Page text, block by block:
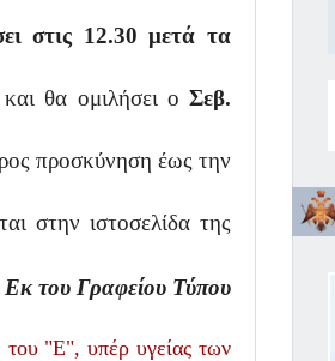
στις 12.30 μετά τα
θα ομιλήσει ο Σεβ.
προσκύνηση έως την
στην ιστοσελίδα της
Εκ του Γραφείου Τύπου
"Ε", υπέρ υγείας των